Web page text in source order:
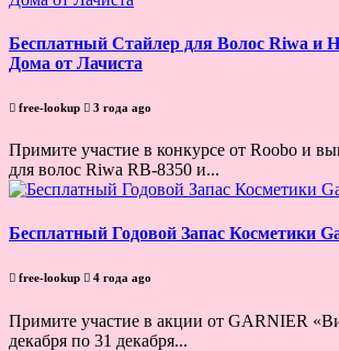
Бесплатный Стайлер для Волос Riwa и
Дома от Лачиста
free-lookup 3 года ago
Примите участие в конкурсе от Roobo и
для волос Riwa RB-8350 и...
Бесплатный Годовой Запас Косметики
free-lookup 4 года ago
Примите участие в акции от GARNIER
декабря по 31 декабря...